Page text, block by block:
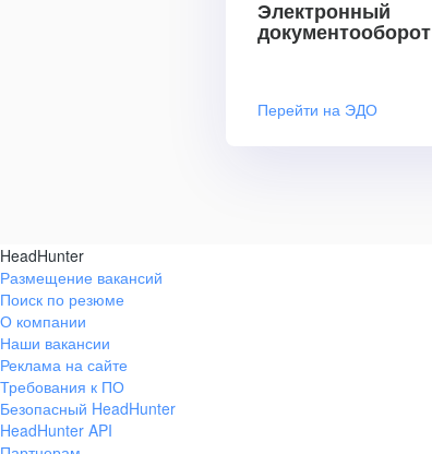
Электронный
документооборот
Перейти на ЭДО
HeadHunter
Размещение вакансий
Поиск по резюме
О компании
Наши вакансии
Реклама на сайте
Требования к ПО
Безопасный HeadHunter
HeadHunter API